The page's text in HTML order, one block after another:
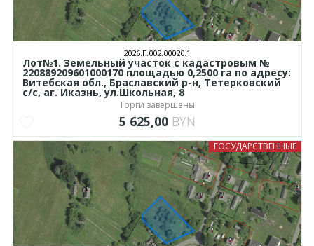
2026.Г.002.00020.1
Лот№1. Земельный участок с кадастровым №
220889209601000170 площадью 0,2500 га по адресу:
Витебская обл., Браславский р-н, Тетерковский
с/с, аг. Иказнь, ул.Школьная, 8
Торги завершены
5 625,00 BYN
ГОСУДАРСТВЕННЫЕ